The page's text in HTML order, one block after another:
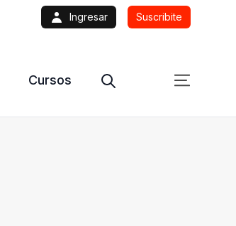
Ingresar Suscribite
Cursos